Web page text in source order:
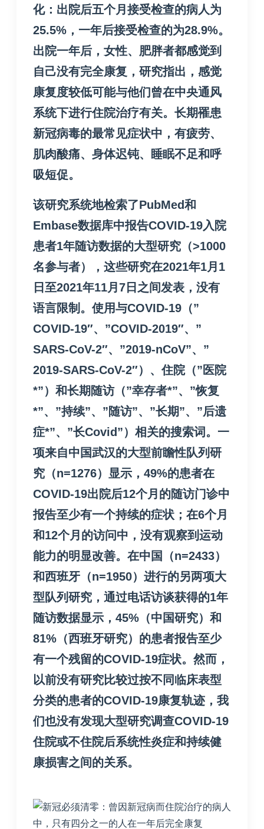
化：出院后五个月接受检查的病人为
25.5%，一年后接受检查的为28.9%。
出院一年后，女性、肥胖者都感觉到
自己没有完全康复，研究指出，感觉
康复度较低可能与他们曾在中央通风
系统下进行住院治疗有关。 长期罹患
新冠病毒的最常见症状中，有疲劳、
肌肉酸痛、身体迟钝、睡眠不足和呼
吸短促。
该研究系统地检索了PubMed和
Embase数据库中报告COVID-19入院
患者1年随访数据的大型研究（>1000
名参与者），这些研究在2021年1月1
日至2021年11月7日之间发表，没有
语言限制。使用与COVID-19（”
COVID-19″、”COVID-2019″、”
SARS-CoV-2″、”2019-nCoV”、”
2019-SARS-CoV-2″）、住院（”医院
*”）和长期随访（”幸存者*”、”恢复
*”、”持续”、”随访”、”长期”、”后遗
症*”、”长Covid”）相关的搜索词。一
项来自中国武汉的大型前瞻性队列研
究（n=1276）显示，49%的患者在
COVID-19出院后12个月的随访门诊中
报告至少有一个持续的症状；在6个月
和12个月的访问中，没有观察到运动
能力的明显改善。在中国（n=2433）
和西班牙（n=1950）进行的另两项大
型队列研究，通过电话访谈获得的1年
随访数据显示，45%（中国研究）和
81%（西班牙研究）的患者报告至少
有一个残留的COVID-19症状。然而，
以前没有研究比较过按不同临床表型
分类的患者的COVID-19康复轨迹，我
们也没有发现大型研究调查COVID-19
住院或不住院后系统性炎症和持续健
康损害之间的关系。